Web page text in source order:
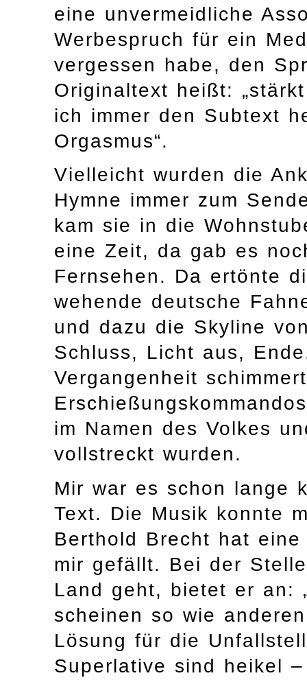
eine unvermeidliche
Werbespruch für ein
vergessen habe, den
Originaltext heißt:
ich immer den Subtext
Orgasmus“.
Vielleicht wurden die
Hymne immer zum
kam sie in die
eine Zeit, da gab es
Fernsehen. Da ertönte
wehende deutsche
und dazu die Skyline
Schluss, Licht aus,
Vergangenheit
im Namen des Volkes
vollstreckt wurden.
Mir war es schon lange
Text. Die Musik konnte
Berthold Brecht hat
mir gefällt. Bei der
Land geht, bietet er an:
scheinen so wie
Lösung für die
Superlative sind heikel